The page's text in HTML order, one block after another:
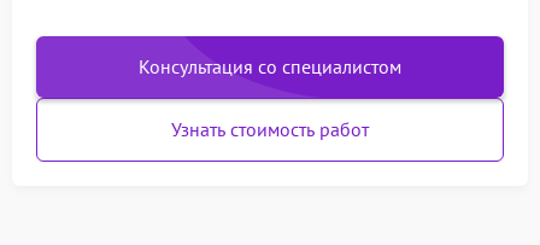
Консультация со специалистом
Узнать стоимость работ